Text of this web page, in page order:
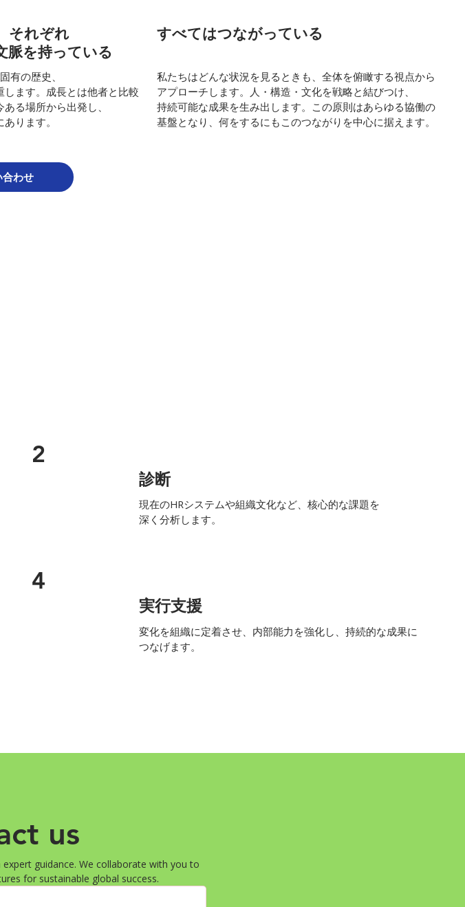
それぞれ
脈を持っている
有の歴史、
ます。成長とは他者と比較
る場所から出発し、
ります。
すべてはつながっている
私たちはどんな状況を見るときも、全体を俯瞰する視点から
アプローチします。人・構造・文化を戦略と結びつけ、
持続可能な成果を生み出します。この原則はあらゆる協働の
基盤となり、何をするにもこのつながりを中心に据えます。
合わせ
2
診断
現在のHRシステムや組織文化など、核心的な課題を
深く分析します。
4
実行支援
変化を組織に定着させ、内部能力を強化し、持続的な成果に
つなげます。
us
guidance. We collaborate with you to
for sustainable global success.